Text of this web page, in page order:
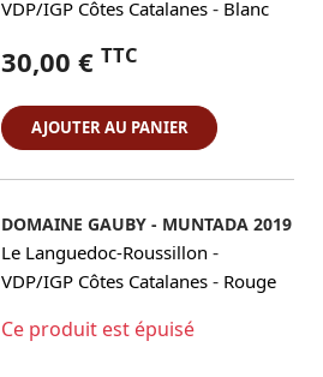
VDP/IGP Côtes Catalanes - Blanc
30,00 € TTC
AJOUTER AU PANIER
DOMAINE GAUBY - MUNTADA 2019
Le Languedoc-Roussillon -
VDP/IGP Côtes Catalanes - Rouge
Ce produit est épuisé